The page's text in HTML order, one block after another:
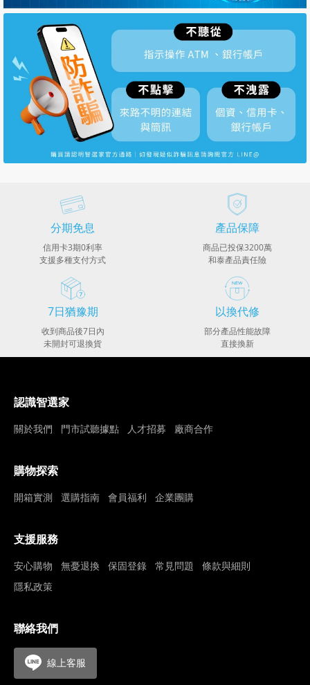
分期免息
信用卡3期0利率
支援多種支付方式
產品保障
商品已投保3200萬
和泰產品責任險
7日猶豫期
收到商品後7日內
未開封可退換貨
以換代修
部分產品性能故障
直接換新
認識智選家
關於我們 門市試聽據點 人才招募 廠商合作
購物探索
開箱實測 選購指南 會員福利 企業團購
支援服務
安心購物 無憂退換 保固登錄 常見問題
條款與細則
隱私政策
聯絡我們
線上客服